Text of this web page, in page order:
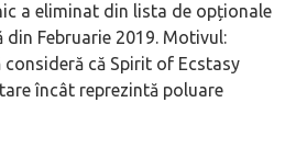
a eliminat din lista de opționale
din Februarie 2019. Motivul:
consideră că Spirit of Ecstasy
încât reprezintă poluare